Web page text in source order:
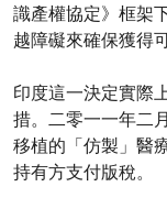
識產權協定》框架
越障礙來確保獲得
印度這一決定實際
措。二零一一年二
移植的「仿製」醫
持有方支付版稅。